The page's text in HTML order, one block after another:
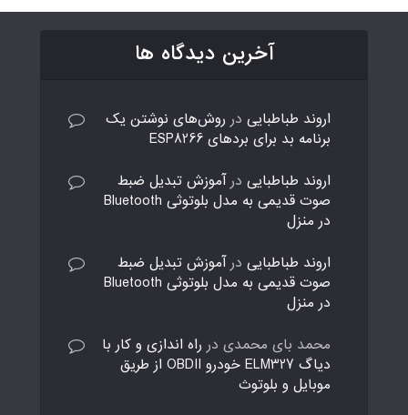
آخرین دیدگاه ها
اروند طباطبایی در روش‌های نوشتن یک
برنامه بد برای بردهای ESP8266
اروند طباطبایی درآموزش تبدیل ضبط
صوت قدیمی به مدل بلوتوثی Bluetooth
در منزل
اروند طباطبایی درآموزش تبدیل ضبط
صوت قدیمی به مدل بلوتوثی Bluetooth
در منزل
محمد بای محمدی در راه اندازی و کار با
دیاگ ELM327 خودرو OBDII از طریق
موبایل و بلوتوث